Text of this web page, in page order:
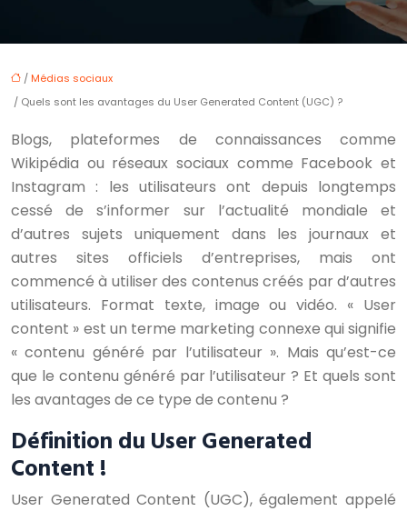
/ Médias sociaux
/ Quels sont les avantages du User Generated Content (UGC) ?
Blogs, plateformes de connaissances comme
Wikipédia ou réseaux sociaux comme Facebook et
Instagram : les utilisateurs ont depuis longtemps
cessé de s’informer sur l’actualité mondiale et
d’autres sujets uniquement dans les journaux et
autres sites officiels d’entreprises, mais ont
commencé à utiliser des contenus créés par d’autres
utilisateurs. Format texte, image ou vidéo. « User
content » est un terme marketing connexe qui signifie
« contenu généré par l’utilisateur ». Mais qu’est-ce
que le contenu généré par l’utilisateur ? Et quels sont
les avantages de ce type de contenu ?
Définition du User Generated
Content !
User Generated Content (UGC), également appelé